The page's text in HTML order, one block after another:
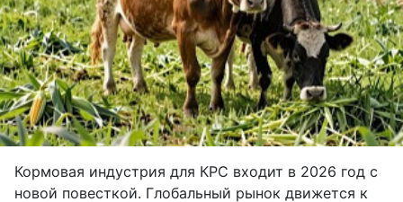
Кормовая индустрия для КРС входит в 2026 год с
новой повесткой. Глобальный рынок движется к